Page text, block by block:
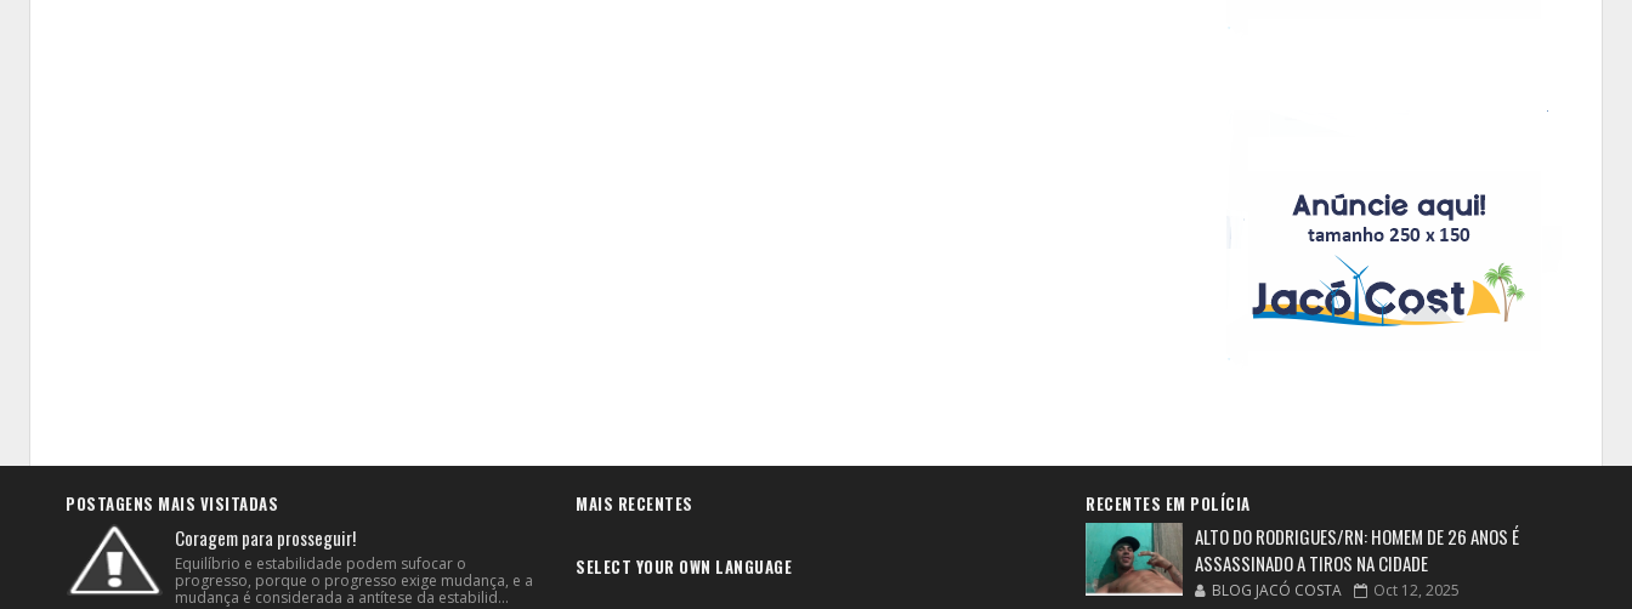
POSTAGENS MAIS VISITADAS
Coragem para prosseguir!
Equilíbrio e estabilidade podem sufocar o
progresso, porque o progresso exige mudança, e a
mudança é considerada a antítese da estabilid...
MAIS RECENTES
SELECT YOUR OWN LANGUAGE
RECENTES EM POLÍCIA
ALTO DO RODRIGUES/RN: HOMEM DE 26 ANOS É
ASSASSINADO A TIROS NA CIDADE
BLOG JACÓ COSTA Oct 12, 2025